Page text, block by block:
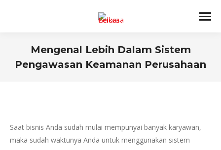
Mengenal Lebih Dalam Sistem
Pengawasan Keamanan Perusahaan
Saat bisnis Anda sudah mulai mempunyai banyak karyawan,
maka sudah waktunya Anda untuk menggunakan sistem